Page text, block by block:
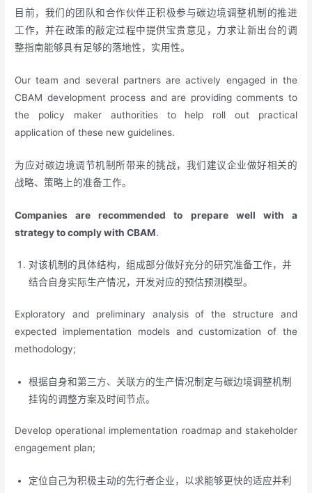
目前，我们的团队和合作伙伴正积极参与碳边境调整机制的推进
工作，并在政策的敲定过程中提供宝贵意见，力求让新出台的调
整指南能够具有足够的落地性，实用性。
Our team and several partners are actively engaged in the
CBAM development process and are providing comments to
the policy maker authorities to help roll out practical
application of these new guidelines.
为应对碳边境调节机制所带来的挑战，我们建议企业做好相关的
战略、策略上的准备工作。
Companies are recommended to prepare well with a
strategy to comply with CBAM.
对该机制的具体结构，组成部分做好充分的研究准备工作，并
结合自身实际生产情况，开发对应的预估预测模型。
Exploratory and preliminary analysis of the structure and
expected implementation models and customization of the
methodology;
根据自身和第三方、关联方的生产情况制定与碳边境调整机制
挂钩的调整方案及时间节点。
Develop operational implementation roadmap and stakeholder
engagement plan;
定位自己为积极主动的先行者企业，以求能够更快的适应并利